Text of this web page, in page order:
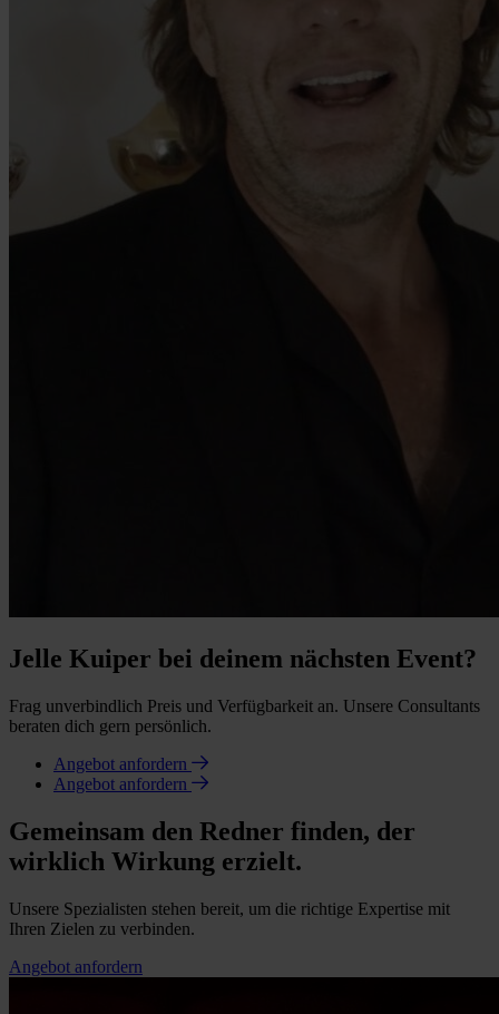
Jelle Kuiper bei deinem nächsten Event?
Frag unverbindlich Preis und Verfügbarkeit an. Unsere Consultants
beraten dich gern persönlich.
Angebot anfordern
Angebot anfordern
Gemeinsam den Redner finden, der
wirklich Wirkung erzielt.
Unsere Spezialisten stehen bereit, um die richtige Expertise mit
Ihren Zielen zu verbinden.
Angebot anfordern